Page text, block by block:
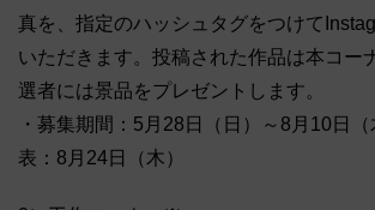
真を、指定のハッシュタグをつけて
いただきます。投稿された作品は本コー
選者には景品をプレゼントします。
・募集期間：5月28日（日）～8月10日
表：8月24日（木）